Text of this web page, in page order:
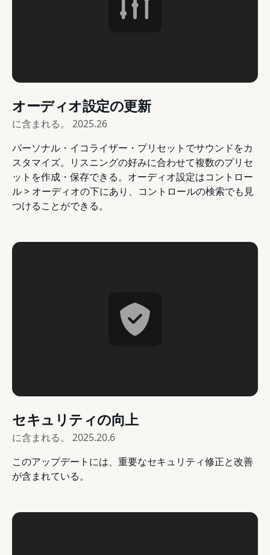
オーディオ設定の更新
に含まれる。 2025.26
パーソナル・イコライザー・プリセットでサウンドをカ
スタマイズ。リスニングの好みに合わせて複数のプリセ
ットを作成・保存できる。オーディオ設定はコントロー
ル > オーディオの下にあり、コントロールの検索でも見
つけることができる。
セキュリティの向上
に含まれる。 2025.20.6
このアップデートには、重要なセキュリティ修正と改善
が含まれている。